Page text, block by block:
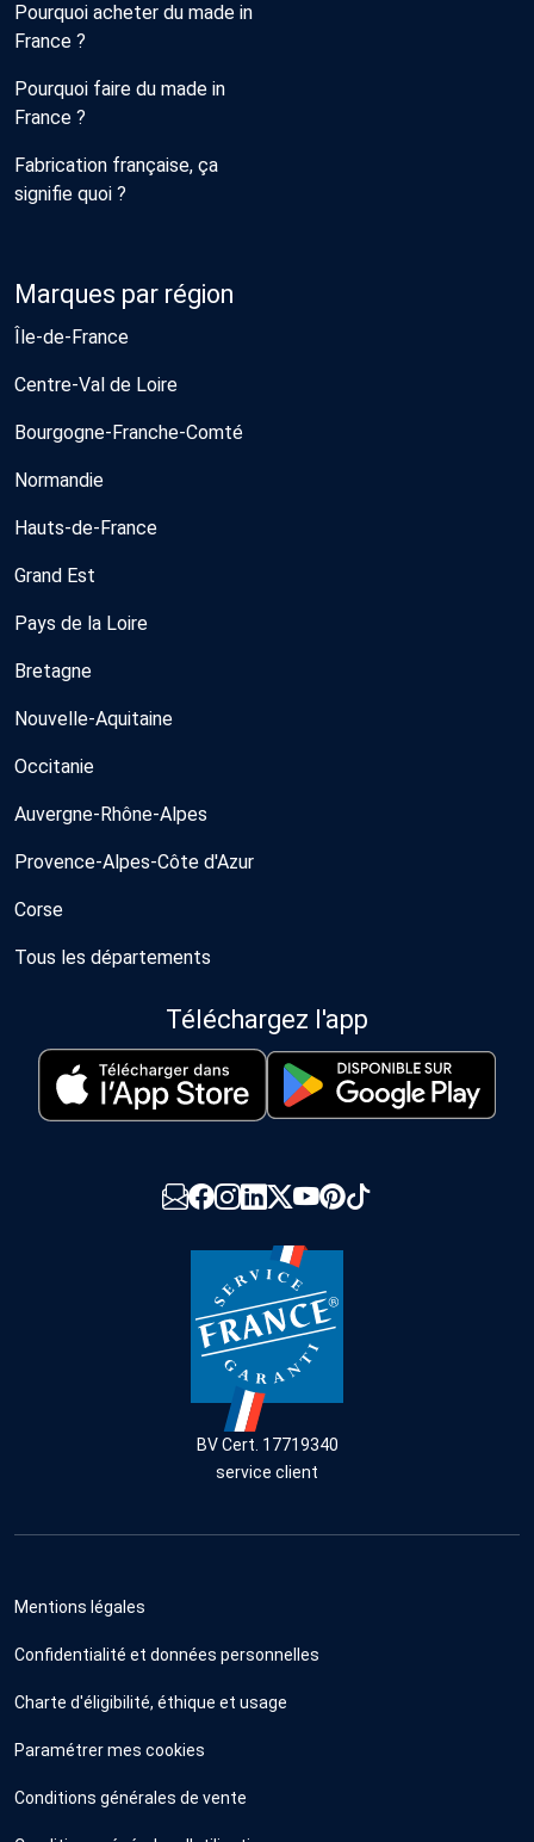
Pourquoi acheter du made in
France ?
Pourquoi faire du made in
France ?
Fabrication française, ça
signifie quoi ?
Marques par région
Île-de-France
Centre-Val de Loire
Bourgogne-Franche-Comté
Normandie
Hauts-de-France
Grand Est
Pays de la Loire
Bretagne
Nouvelle-Aquitaine
Occitanie
Auvergne-Rhône-Alpes
Provence-Alpes-Côte d'Azur
Corse
Tous les départements
Téléchargez l'app
BV Cert. 17719340
service client
Mentions légales
Confidentialité et données personnelles
Charte d'éligibilité, éthique et usage
Paramétrer mes cookies
Conditions générales de vente